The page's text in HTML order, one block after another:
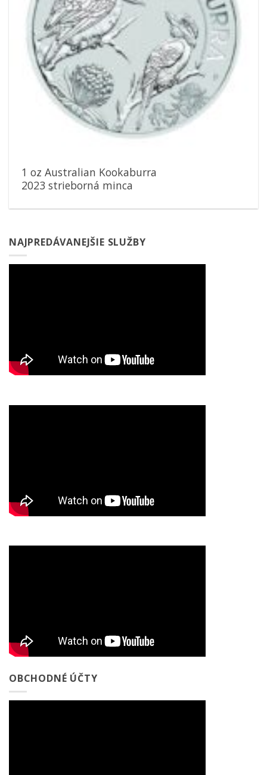
1 oz Australian Kookaburra
2023 strieborná minca
NAJPREDÁVANEJŠIE SLUŽBY
OBCHODNÉ ÚČTY